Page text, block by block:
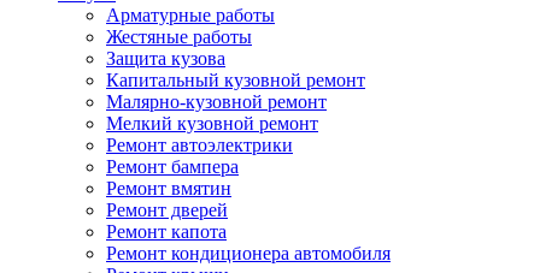
Арматурные работы
Жестяные работы
Защита кузова
Капитальный кузовной ремонт
Малярно-кузовной ремонт
Мелкий кузовной ремонт
Ремонт автоэлектрики
Ремонт бампера
Ремонт вмятин
Ремонт дверей
Ремонт капота
Ремонт кондиционера автомобиля